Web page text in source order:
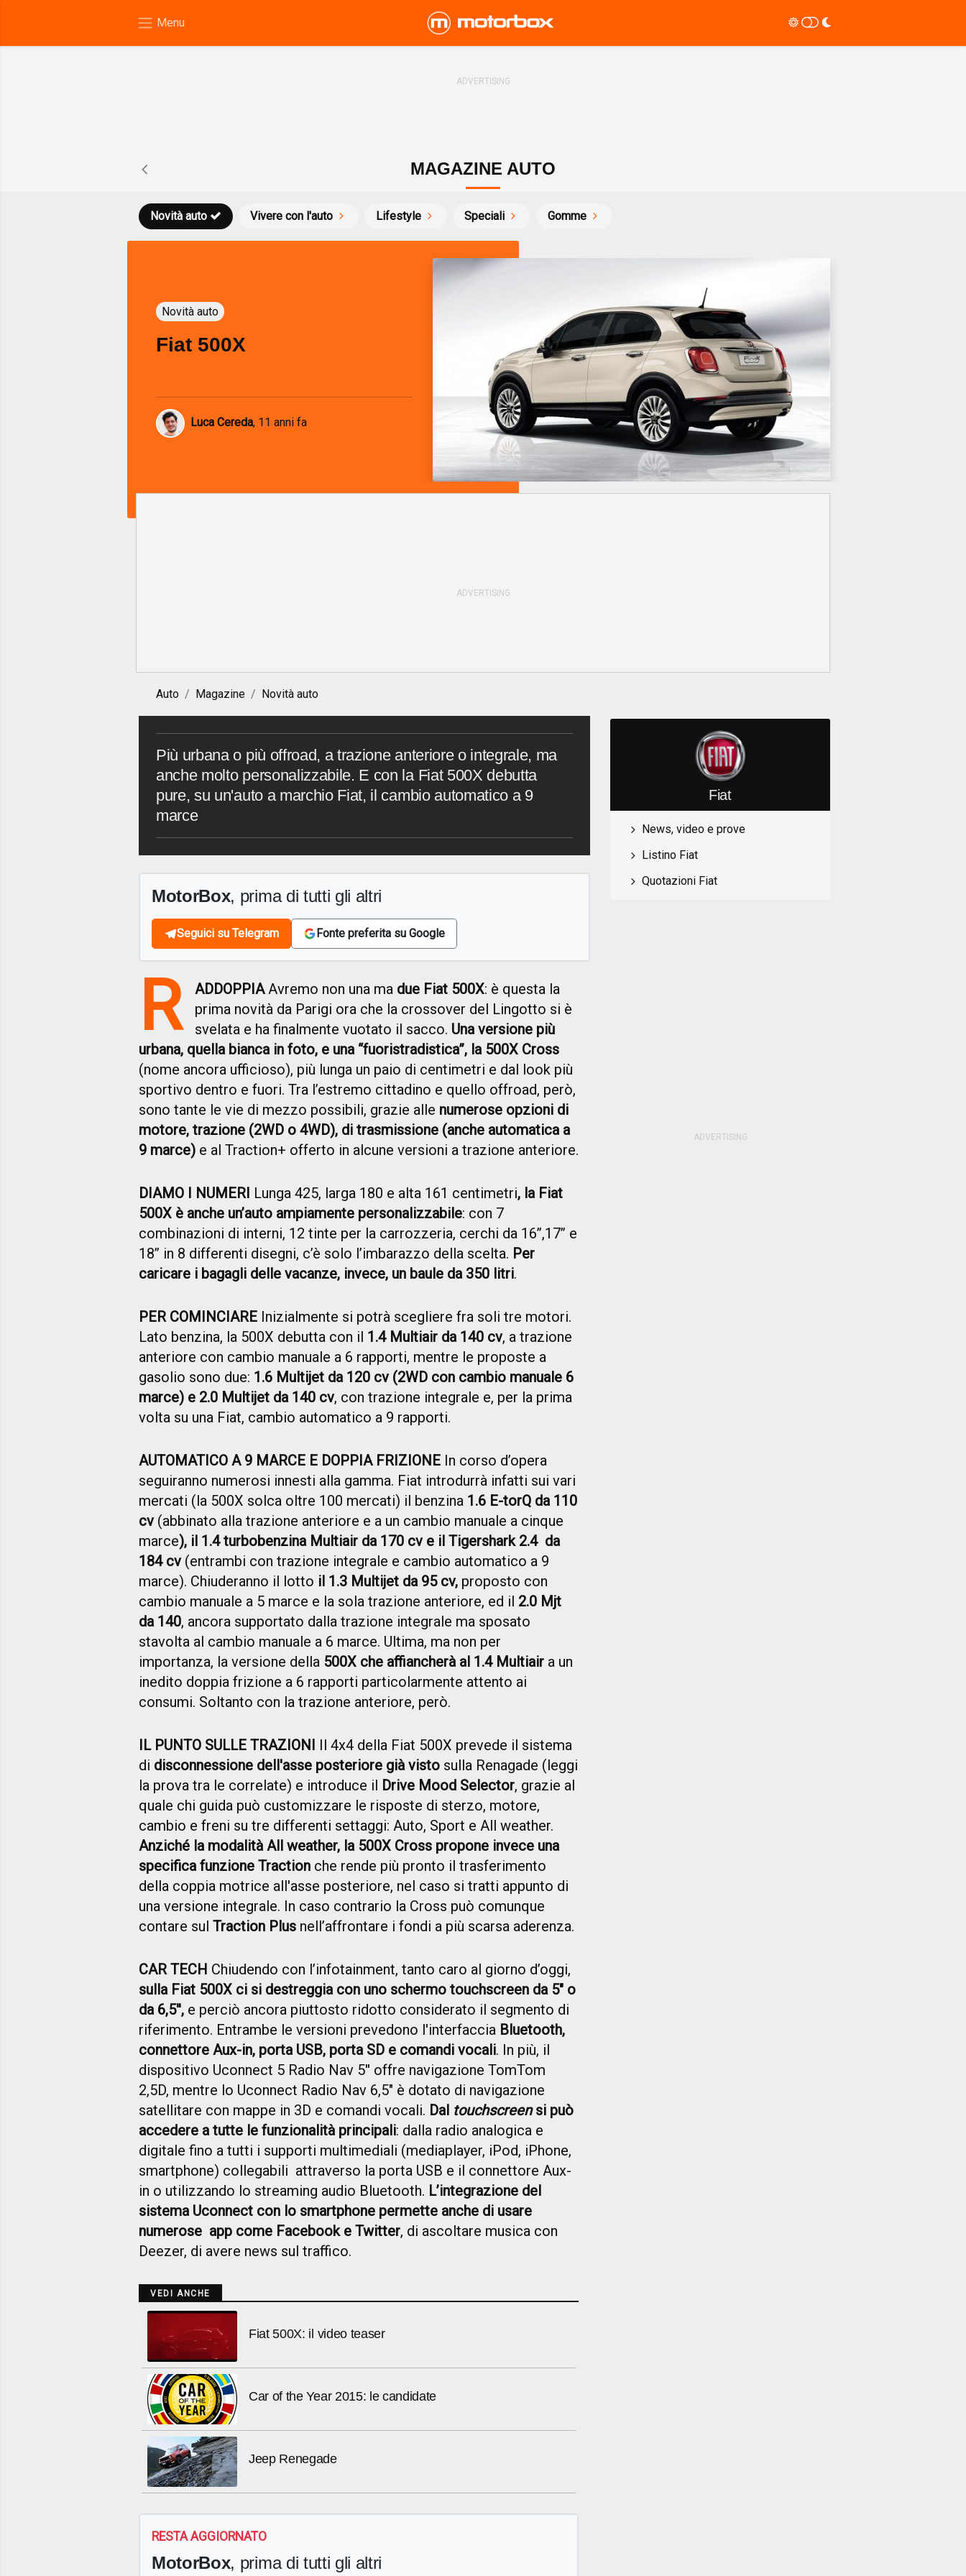
MAGAZINE AUTO
Novità auto Vivere con l'auto Lifestyle Speciali Gomme
Novità auto
Fiat 500X
Luca Cereda, 11 anni fa
Auto Magazine Novità auto
Più urbana o più offroad, a trazione anteriore o integrale, ma
anche molto personalizzabile. E con la Fiat 500X debutta
pure, su un'auto a marchio Fiat, il cambio automatico a 9
marce
MotorBox, prima di tutti gli altri
Seguici su Telegram Fonte preferita su Google
R ADDOPPIAAvremo non una ma due Fiat 500X: è questa la
prima novità da Parigi ora che la crossover del Lingotto si è
svelata e ha finalmente vuotato il sacco. Una versione più
urbana, quella bianca in foto, e una “fuoristradistica”, la 500X Cross
(nome ancora ufficioso), più lunga un paio di centimetri e dal look più
sportivo dentro e fuori. Tra l’estremo cittadino e quello offroad, però,
sono tante le vie di mezzo possibili, grazie alle numerose opzioni di
motore, trazione (2WD o 4WD), di trasmissione (anche automatica a
9 marce) e al Traction+ offerto in alcune versioni a trazione anteriore.
DIAMO I NUMERI Lunga 425, larga 180 e alta 161 centimetri, la Fiat
500X è anche un’auto ampiamente personalizzabile: con 7
combinazioni di interni, 12 tinte per la carrozzeria, cerchi da 16’’,17’’ e
18’’ in 8 differenti disegni, c’è solo l’imbarazzo della scelta. Per
caricare i bagagli delle vacanze, invece, un baule da 350 litri.
PER COMINCIARE Inizialmente si potrà scegliere fra soli tre motori.
Lato benzina, la 500X debutta con il 1.4 Multiair da 140 cv, a trazione
anteriore con cambio manuale a 6 rapporti, mentre le proposte a
gasolio sono due: 1.6 Multijet da 120 cv (2WD con cambio manuale 6
marce) e 2.0 Multijet da 140 cv, con trazione integrale e, per la prima
volta su una Fiat, cambio automatico a 9 rapporti.
AUTOMATICO A 9 MARCE E DOPPIA FRIZIONE In corso d’opera
seguiranno numerosi innesti alla gamma. Fiat introdurrà infatti sui vari
mercati (la 500X solca oltre 100 mercati) il benzina 1.6 E-torQ da 110
cv(abbinato alla trazione anteriore e a un cambio manuale a cinque
marce), il 1.4 turbobenzina Multiair da 170 cv e il Tigershark 2.4 da
184 cv(entrambi con trazione integrale e cambio automatico a 9
marce). Chiuderanno il lotto il 1.3 Multijet da 95 cv, proposto con
cambio manuale a 5 marce e la sola trazione anteriore, ed il 2.0 Mjt
da 140, ancora supportato dalla trazione integrale ma sposato
stavolta al cambio manuale a 6 marce. Ultima, ma non per
importanza, la versione della 500X che affiancherà al 1.4 Multiair a un
inedito doppia frizione a 6 rapporti particolarmente attento ai
consumi. Soltanto con la trazione anteriore, però.
IL PUNTO SULLE TRAZIONI Il 4x4 della Fiat 500X prevede il sistema
di disconnessione dell'asse posteriore già visto sulla Renagade (leggi
la prova tra le correlate) e introduce il Drive Mood Selector, grazie al
quale chi guida può customizzare le risposte di sterzo, motore,
cambio e freni su tre differenti settaggi: Auto, Sport e All weather.
Anziché la modalità All weather, la 500X Cross propone invece una
specifica funzione Traction che rende più pronto il trasferimento
della coppia motrice all'asse posteriore, nel caso si tratti appunto di
una versione integrale. In caso contrario la Cross può comunque
contare sul Traction Plus nell’affrontare i fondi a più scarsa aderenza.
CAR TECH Chiudendo con l’infotainment, tanto caro al giorno d’oggi,
sulla Fiat 500X ci si destreggia con uno schermo touchscreen da 5" o
da 6,5'', e perciò ancora piuttosto ridotto considerato il segmento di
riferimento. Entrambe le versioni prevedono l'interfaccia Bluetooth,
connettore Aux-in, porta USB, porta SD e comandi vocali. In più, il
dispositivo Uconnect 5 Radio Nav 5'' offre navigazione TomTom
2,5D, mentre lo Uconnect Radio Nav 6,5" è dotato di navigazione
satellitare con mappe in 3D e comandi vocali. Dal touchscreen si può
accedere a tutte le funzionalità principali: dalla radio analogica e
digitale fino a tutti i supporti multimediali (mediaplayer, iPod, iPhone,
smartphone) collegabili attraverso la porta USB e il connettore Aux-
in o utilizzando lo streaming audio Bluetooth. L’integrazione del
sistema Uconnect con lo smartphone permette anche di usare
numerose app come Facebook e Twitter, di ascoltare musica con
Deezer, di avere news sul traffico.
VEDI ANCHE
Fiat 500X: il video teaser
Car of the Year 2015: le candidate
Jeep Renegade
RESTA AGGIORNATO
MotorBox, prima di tutti gli altri
Fiat
News, video e prove
Listino Fiat
Quotazioni Fiat